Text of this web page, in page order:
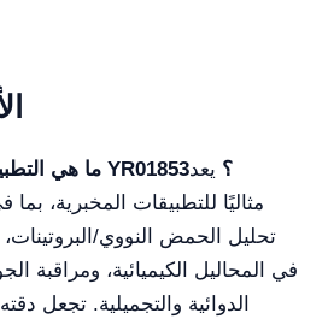
ما هي التطبيقات التي يغطيها YR01853؟ يعد
تحليل الحمض النووي/البروتينات،
في المحاليل الكيميائية، ومراقبة
الدوائية والتجميلية. تجعل